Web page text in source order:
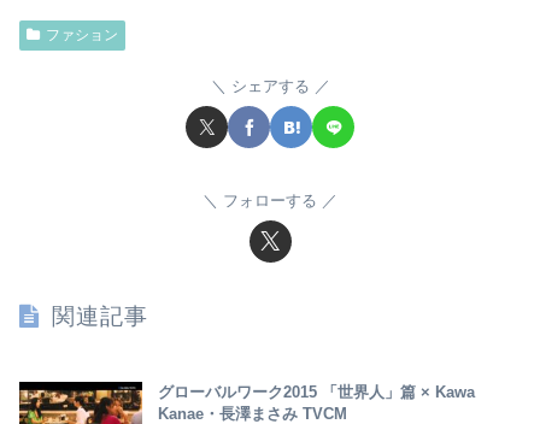
ファション
シェアする
フォローする
関連記事
グローバルワーク2015 「世界人」篇 × Kawa
Kanae・長澤まさみ TVCM